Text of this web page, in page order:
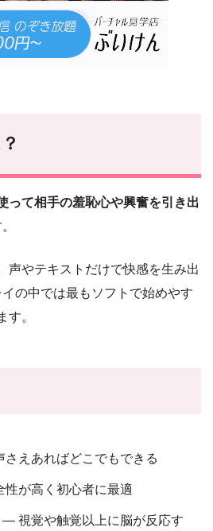
って相手の羞恥心や興奮を引き出
声やテキストだけで快感を生み出
の中では最もソフトで始めやす
す。
えあればどこでもできる
が高く初心者に最適
— 視覚や触覚以上に脳が反応す